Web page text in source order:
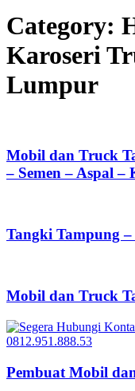
Category:
Karoseri
Lumpur
Mobil dan Truck
– Semen – Aspal –
Tangki Tampung
Mobil dan Truck
Pembuat Mobil